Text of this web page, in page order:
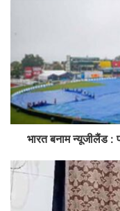
भारत बनाम न्यूजीलैंड